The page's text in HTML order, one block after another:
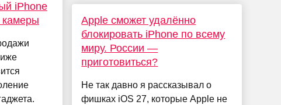
iPhone
камеры
Apple сможет удалённо
блокировать iPhone по всему
миру. России —
приготовиться?
Не так давно я рассказывал о
фишках iOS 27, которые Apple не